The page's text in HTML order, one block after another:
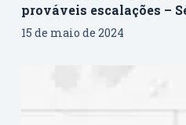
prováveis escalações –
15 de maio de 2024